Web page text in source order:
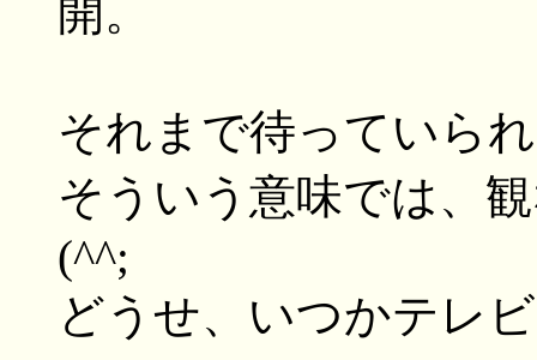
開。
それまで待っていら
そういう意味では、
(^^;
どうせ、いつかテレ